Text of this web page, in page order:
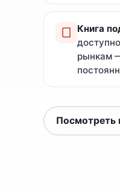
Книга
рынкам
Посмотреть